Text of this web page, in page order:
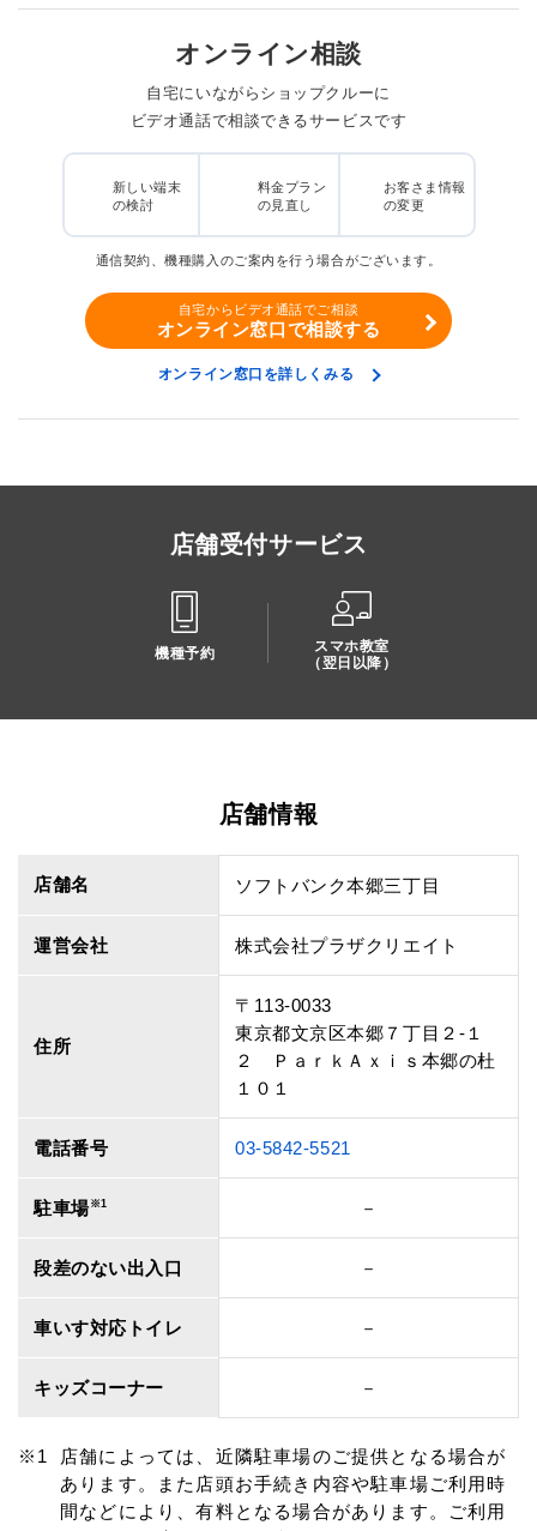
オンライン相談
自宅にいながらショップクルーに
ビデオ通話で相談できるサービスです
新しい端末
の検討
料金プラン
の見直し
お客さま情報
の変更
通信契約、機種購入のご案内を行う場合がございます。
自宅からビデオ通話でご相談
オンライン窓口で相談する
オンライン窓口を詳しくみる
店舗受付サービス
機種予約
スマホ教室
（翌日以降）
店舗情報
店舗名 ソフトバンク本郷三丁目
運営会社 株式会社プラザクリエイト
住所
〒113-0033
東京都文京区本郷７丁目２‐１
２ ＰａｒｋＡｘｉｓ本郷の杜
１０１
電話番号 03-5842-5521
駐車場※1 －
段差のない出入口 －
車いす対応トイレ －
キッズコーナー －
店舗によっては、近隣駐車場のご提供となる場合が
あります。また店頭お手続き内容や駐車場ご利用時
間などにより、有料となる場合があります。ご利用